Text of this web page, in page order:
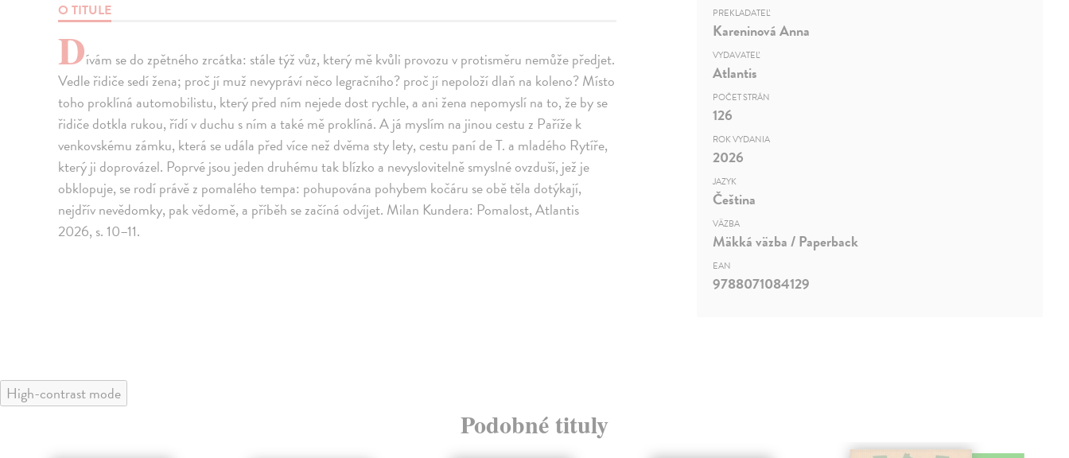
O TITULE
Dívám se do zpětného zrcátka: stále týž vůz, který mě kvůli provozu v protisměru nemůže předjet.
Vedle řidiče sedí žena; proč jí muž nevypráví něco legračního? proč jí nepoloží dlaň na koleno? Místo
toho proklíná automobilistu, který před ním nejede dost rychle, a ani žena nepomyslí na to, že by se
řidiče dotkla rukou, řídí v duchu s ním a také mě proklíná. A já myslím na jinou cestu z Paříže k
venkovskému zámku, která se udála před více než dvěma sty lety, cestu paní de T. a mladého Rytíře,
který ji doprovázel. Poprvé jsou jeden druhému tak blízko a nevyslovitelně smyslné ovzduší, jež je
obklopuje, se rodí právě z pomalého tempa: pohupována pohybem kočáru se obě těla dotýkají,
nejdřív nevědomky, pak vědomě, a příběh se začíná odvíjet. Milan Kundera: Pomalost, Atlantis
2026, s. 10–11.
PREKLADATEĽ
Kareninová Anna
VYDAVATEĽ
Atlantis
POČET STRÁN
126
ROK VYDANIA
2026
JAZYK
Čeština
VÄZBA
Mäkká väzba / Paperback
EAN
9788071084129
High-contrast mode
Podobné tituly